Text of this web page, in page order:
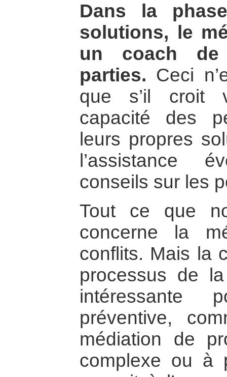
Dans la
solutions, le
un coach
parties. Ceci
que s’il croit
capacité des
leurs propres
l’assistance
conseils sur les
Tout ce que
concerne la
conflits. Mais la
processus de
intéressante
préventive,
médiation de
complexe ou à